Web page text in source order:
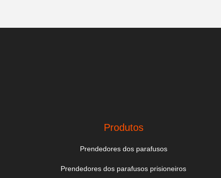
Produtos
Prendedores dos parafusos
Prendedores dos parafusos prisioneiros